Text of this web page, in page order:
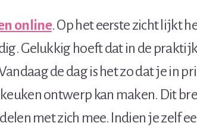
online. Op het eerste zicht lijkt
Gelukkig hoeft dat in de
de dag is het zo dat je in
ontwerp kan maken. Dit
met zich mee. Indien je zelf